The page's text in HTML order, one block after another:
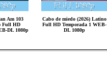
Am 103
Full HD
DL 1080p
Cabo de miedo (2026) Latino
Full HD Temporada 1 WEB-
DL 1080p